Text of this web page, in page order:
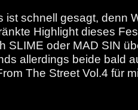
ist schnell gesagt, denn
Highlight dieses
SLIME oder MAD SIN
allerdings beide bald
The Street Vol.4 für